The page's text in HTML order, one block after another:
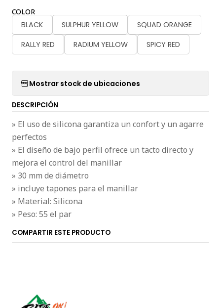
COLOR
BLACK SULPHUR YELLOW
SQUAD ORANGE
RALLY RED
RADIUM YELLOW SPICY RED
Mostrar stock de ubicaciones
DESCRIPCIÓN
» El uso de silicona garantiza un confort y un agarre
perfectos
» El diseño de bajo perfil ofrece un tacto directo y
mejora el control del manillar
» 30 mm de diámetro
» incluye tapones para el manillar
» Material: Silicona
» Peso: 55 el par
COMPARTIR ESTE PRODUCTO